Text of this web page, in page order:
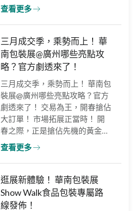
查看更多
三月成交季，乘勢而上！ 華
南包裝展@廣州哪些亮點攻
略？官方劇透來了！
三月成交季，乘勢而上！ 華南包
裝展@廣州哪些亮點攻略？官方
劇透來了！ 交易為王，開春搶佔
大訂單！ 市場拓展正當時！ 開
春之際，正是搶佔先機的黃金…
查看更多
逛展新體驗！ 華南包裝展
Show Walk食品包裝專屬路
線發佈！